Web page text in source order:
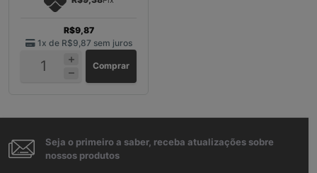
R$9,87
1x de R$9,87 sem juros
Comprar
Seja o primeiro a saber, receba atualizações sobre
nossos produtos